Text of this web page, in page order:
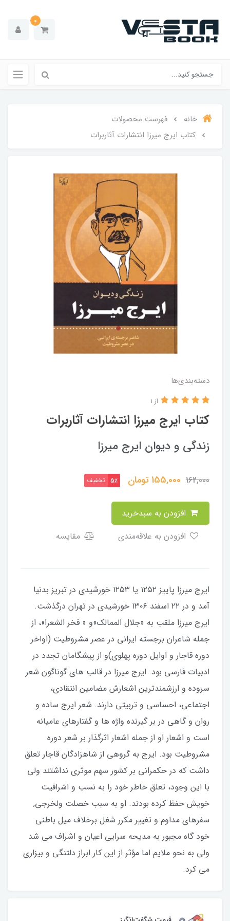
0
خانه
فهرست محصولات
کتاب ایرج میرزا انتشارات آثاربرات
دسته‌بندی‌ها
کتاب ایرج میرزا انتشارات آثاربرات
از 1
زندگی و دیوان ایرج میرزا
162,000
155,000تومان 5٪ تخفیف
مقایسه
ایرج میرزا پاییز ۱۲۵۲ یا ۱۲۵۳ خورشیدی در تبریز بدنیا
آمد و در ۲۲ اسفند ۱۳۰۶ خورشیدی در تهران درگذشت.
ایرج میرزا ملقب به «جلال الممالک»و « فخر الشعرا»، از
جمله شاعران برجسته ایرانی در عصر مشروطیت (اواخر
دوره قاجار و اوایل دوره پهلوی)و از پیشگامان تجدد در
ادبیات فارسی بود. ایرج میرزا در قالب های گوناگون شعر
سروده و ارزشمندترین اشعارش مضامین انتقادی،
اجتماعی، احساسی و تربیتی دارند. شعر ایرج ساده و
روان و گاهی در بر گیرنده واژه ها و گفتارهای عامیانه
است و اشعار او از جمله اشعار اثرگذار بر شعر دوره
مشروطیت بود. ایرج به گروهی از شاهزادگان قاجار تعلق
داشت که در حکمرانی بر کشور سهم موثری نداشتند ولی
با این وجود، تعلق خاطر خود را به نسب و اشرافيت
خویش حفظ کرده بودند. او به سبب خصلت ولخرجی,
سفرهای مداوم و تغيير مكرر شغل برخلاف میل باطنی
خود گاه مجبور به مدیحه سرایی اعیان و اشراف می شد
ولی به نحو ملایم اما مؤثر از این کار ابراز دلتنگی و بیزاری
می کرد.